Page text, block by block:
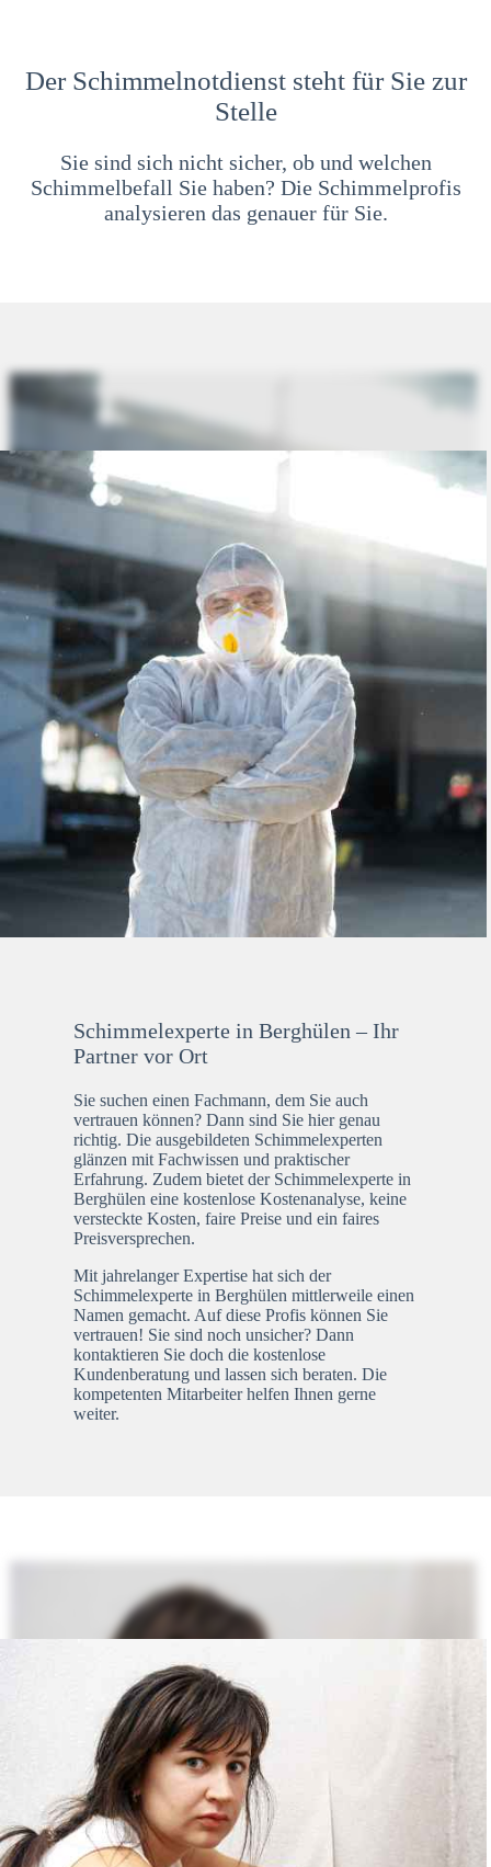
Der Schimmelnotdienst steht für Sie zur
Stelle
Sie sind sich nicht sicher, ob und welchen
Schimmelbefall Sie haben? Die Schimmelprofis
analysieren das genauer für Sie.
Schimmelexperte in Berghülen – Ihr
Partner vor Ort
Sie suchen einen Fachmann, dem Sie auch
vertrauen können? Dann sind Sie hier genau
richtig. Die ausgebildeten Schimmelexperten
glänzen mit Fachwissen und praktischer
Erfahrung. Zudem bietet der Schimmelexperte in
Berghülen eine kostenlose Kostenanalyse, keine
versteckte Kosten, faire Preise und ein faires
Preisversprechen.
Mit jahrelanger Expertise hat sich der
Schimmelexperte in Berghülen mittlerweile einen
Namen gemacht. Auf diese Profis können Sie
vertrauen! Sie sind noch unsicher? Dann
kontaktieren Sie doch die kostenlose
Kundenberatung und lassen sich beraten. Die
kompetenten Mitarbeiter helfen Ihnen gerne
weiter.